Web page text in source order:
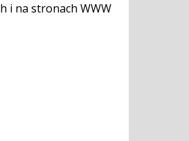
i na stronach WWW